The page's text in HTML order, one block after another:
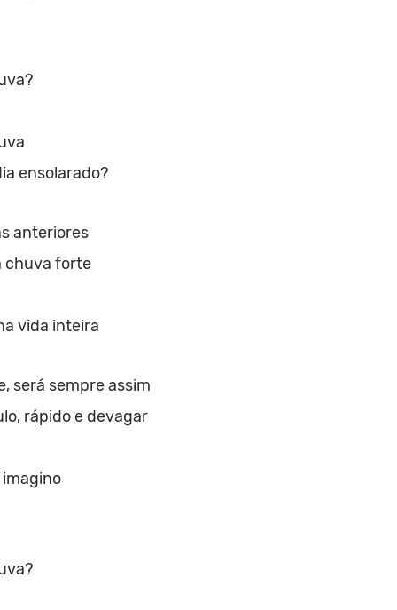
ensolarado?
anteriores
chuva forte
vida inteira
será sempre assim
rápido e devagar